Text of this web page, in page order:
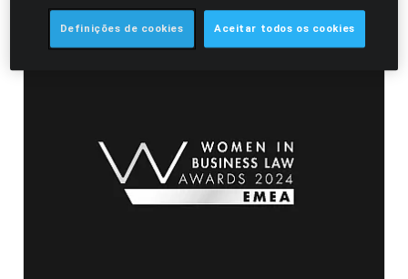
Rita Nunes dos Santos
Definições de cookies Aceitar todos os cookies